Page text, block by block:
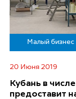
Малый бизнес
20 Июня 2019
Кубань в
предоставит